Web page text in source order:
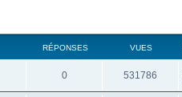
RÉPONSES VUES
0 531786